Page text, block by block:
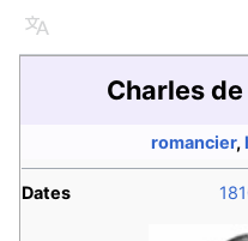
Langue
Charles
romancier,
Dates